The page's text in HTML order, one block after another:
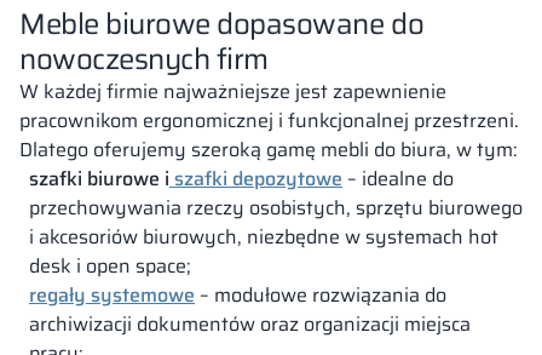
Meble biurowe dopasowane do
nowoczesnych firm
W każdej firmie najważniejsze jest zapewnienie
pracownikom ergonomicznej i funkcjonalnej przestrzeni.
Dlatego oferujemy szeroką gamę mebli do biura, w tym:
szafki biurowe i szafki depozytowe – idealne do
przechowywania rzeczy osobistych, sprzętu biurowego
i akcesoriów biurowych, niezbędne w systemach hot
desk i open space;
regały systemowe – modułowe rozwiązania do
archiwizacji dokumentów oraz organizacji miejsca